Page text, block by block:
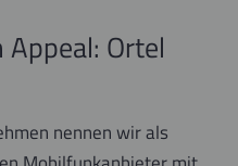
Ortel
nennen wir als